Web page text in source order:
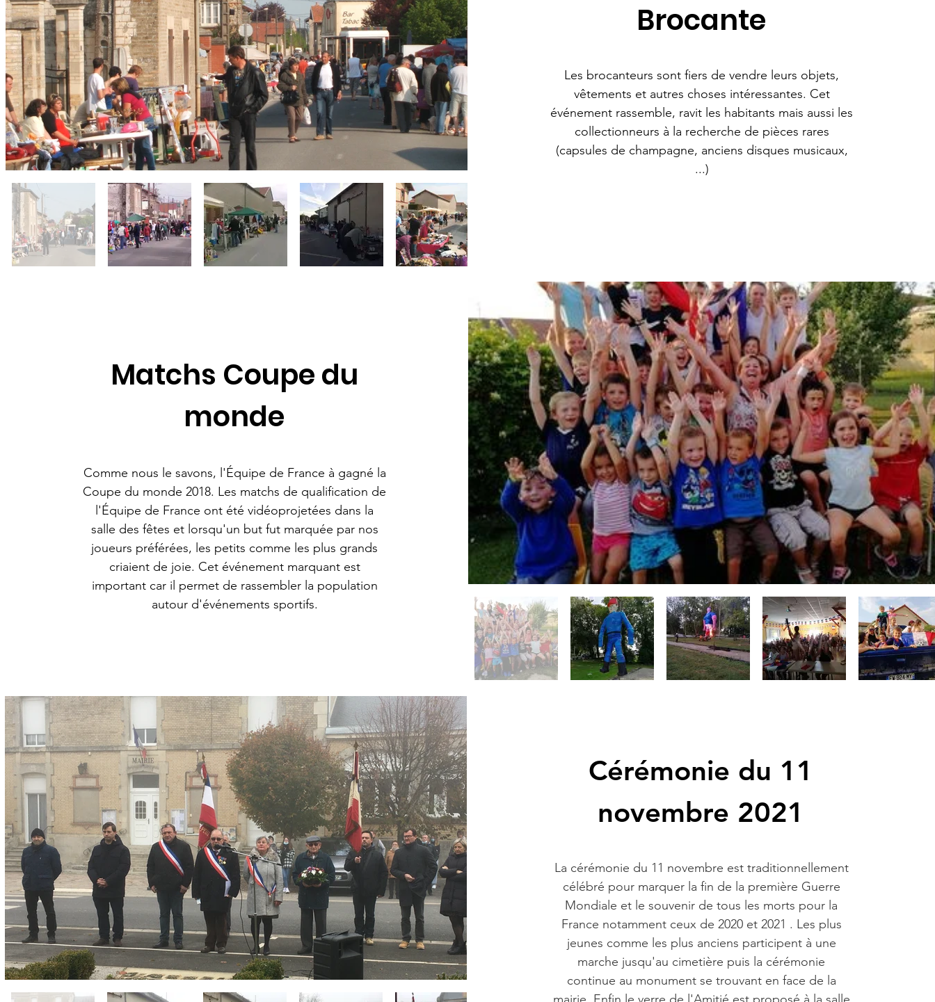
Brocante
Les brocanteurs sont fiers de vendre leurs objets,
vêtements et autres choses intéressantes. Cet
événement rassemble, ravit les habitants mais aussi les
collectionneurs à la recherche de pièces rares
(capsules de champagne, anciens disques musicaux,
...)
Matchs Coupe du
monde
Comme nous le savons, l'Équipe de France à gagné la
Coupe du monde 2018. Les matchs de qualification de
l'Équipe de France ont été vidéoprojetées dans la
salle des fêtes et lorsqu'un but fut marquée par nos
joueurs préférées, les petits comme les plus grands
criaient de joie. Cet événement marquant est
important car il permet de rassembler la population
autour d'événements sportifs.
Cérémonie du 11
novembre 2021
La cérémonie du 11 novembre est traditionnellement
célébré pour marquer la fin de la première Guerre
Mondiale et le souvenir de tous les morts pour la
France notamment ceux de 2020 et 2021 . Les plus
jeunes comme les plus anciens participent à une
marche jusqu'au cimetière puis la cérémonie
continue au monument se trouvant en face de la